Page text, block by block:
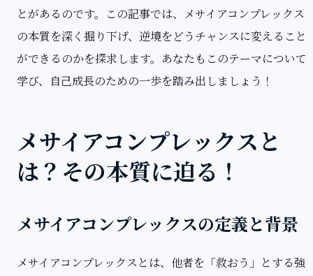
とがあるのです。この記事では、メサイアコンプレックス
の本質を深く掘り下げ、逆境をどうチャンスに変えること
ができるのかを探求します。あなたもこのテーマについて
学び、自己成長のための一歩を踏み出しましょう！
メサイアコンプレックスと
は？その本質に迫る！
メサイアコンプレックスの定義と背景
メサイアコンプレックスとは、他者を「救おう」とする強